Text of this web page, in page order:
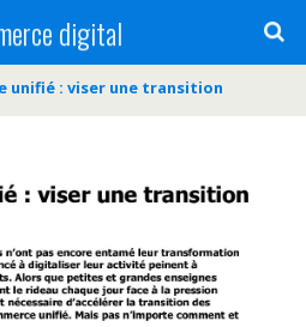
digital
unifié : viser une transition